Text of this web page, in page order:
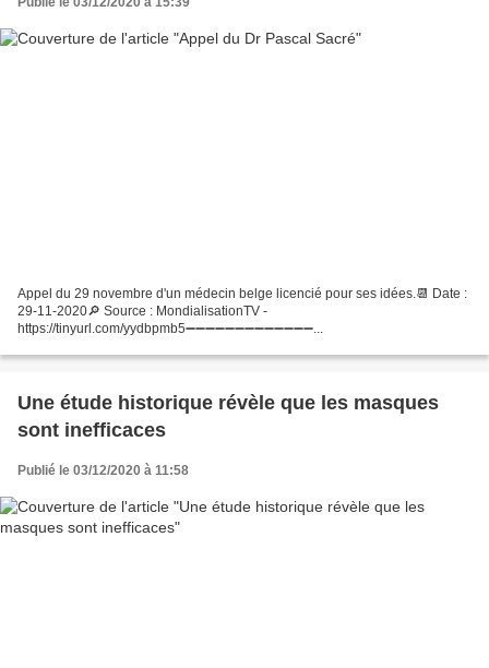
Appel du 29 novembre d'un médecin belge licencié pour ses idées.📆 Date :
29-11-2020🔎 Source : MondialisationTV -
https://tinyurl.com/yydbpmb5➖➖➖➖➖➖➖➖➖➖➖➖➖...
Une étude historique révèle que les masques
sont inefficaces
Publié le 03/12/2020 à 11:58